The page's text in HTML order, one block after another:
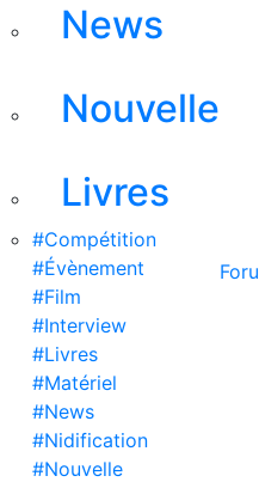
News
Nouvelle
Livres
#Compétition
#Évènement
#Film
#Interview
#Livres
#Matériel
#News
#Nidification
#Nouvelle